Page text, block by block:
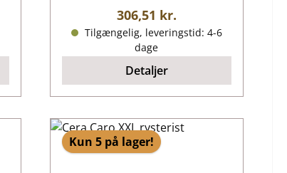
Almindelig pris:
306,51 kr.
Tilgængelig, leveringstid: 4-6
dage
Detaljer
Kun 5 på lager!